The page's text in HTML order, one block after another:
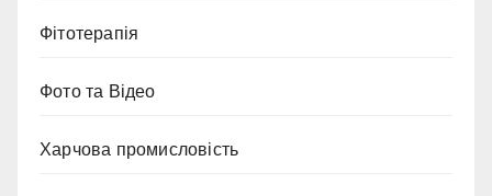
Фітотерапія
Фото та Відео
Харчова промисловість